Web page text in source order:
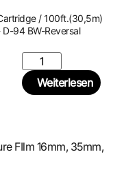
/ 100ft.(30,5m)
D-94 BW-Reversal
Weiterlesen